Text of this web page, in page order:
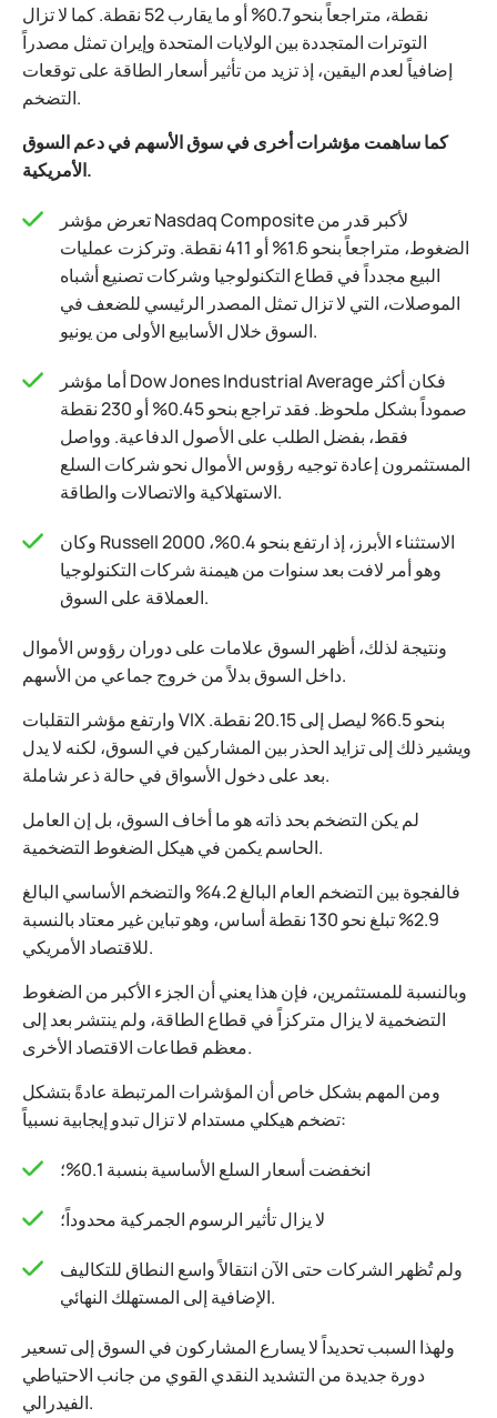
نقطة، متراجعاً بنحو 0.7% أو ما يقارب 52 نقطة. كما لا تزال
التوترات المتجددة بين الولايات المتحدة وإيران تمثل مصدراً
إضافياً لعدم اليقين، إذ تزيد من تأثير أسعار الطاقة على توقعات
التضخم.
كما ساهمت مؤشرات أخرى في سوق الأسهم في دعم السوق
الأمريكية.
تعرض مؤشر Nasdaq Composite لأكبر قدر من
الضغوط، متراجعاً بنحو 1.6% أو 411 نقطة. وتركزت عمليات
البيع مجدداً في قطاع التكنولوجيا وشركات تصنيع أشباه
الموصلات، التي لا تزال تمثل المصدر الرئيسي للضعف في
السوق خلال الأسابيع الأولى من يونيو.
أما مؤشر Dow Jones Industrial Average فكان أكثر
صموداً بشكل ملحوظ. فقد تراجع بنحو 0.45% أو 230 نقطة
فقط، بفضل الطلب على الأصول الدفاعية. وواصل
المستثمرون إعادة توجيه رؤوس الأموال نحو شركات السلع
الاستهلاكية والاتصالات والطاقة.
وكان Russell 2000 الاستثناء الأبرز، إذ ارتفع بنحو 0.4%،
وهو أمر لافت بعد سنوات من هيمنة شركات التكنولوجيا
العملاقة على السوق.
ونتيجة لذلك، أظهر السوق علامات على دوران رؤوس الأموال
داخل السوق بدلاً من خروج جماعي من الأسهم.
وارتفع مؤشر التقلبات VIX بنحو 6.5% ليصل إلى 20.15 نقطة.
ويشير ذلك إلى تزايد الحذر بين المشاركين في السوق، لكنه لا يدل
بعد على دخول الأسواق في حالة ذعر شاملة.
لم يكن التضخم بحد ذاته هو ما أخاف السوق، بل إن العامل
الحاسم يكمن في هيكل الضغوط التضخمية.
فالفجوة بين التضخم العام البالغ 4.2% والتضخم الأساسي البالغ
2.9% تبلغ نحو 130 نقطة أساس، وهو تباين غير معتاد بالنسبة
للاقتصاد الأمريكي.
وبالنسبة للمستثمرين، فإن هذا يعني أن الجزء الأكبر من الضغوط
التضخمية لا يزال متركزاً في قطاع الطاقة، ولم ينتشر بعد إلى
معظم قطاعات الاقتصاد الأخرى.
ومن المهم بشكل خاص أن المؤشرات المرتبطة عادةً بتشكل
تضخم هيكلي مستدام لا تزال تبدو إيجابية نسبياً:
انخفضت أسعار السلع الأساسية بنسبة 0.1%؛
لا يزال تأثير الرسوم الجمركية محدوداً؛
ولم تُظهر الشركات حتى الآن انتقالاً واسع النطاق للتكاليف
الإضافية إلى المستهلك النهائي.
ولهذا السبب تحديداً لا يسارع المشاركون في السوق إلى تسعير
دورة جديدة من التشديد النقدي القوي من جانب الاحتياطي
الفيدرالي.